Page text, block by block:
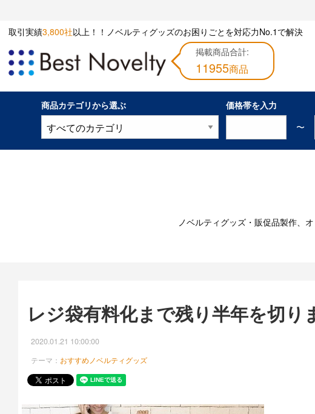
取引実績3,800社以上！！ノベルティグッズのお困りごとを対応力No.1で解決
掲載商品合計:
11955商品
商品カテゴリから選ぶ
価格帯を入力
〜
ノベルティグッズ・販促品製作、
レジ袋有料化まで残り半年を切り
2020.01.21 10:00:00
テーマ： おすすめノベルティグッズ